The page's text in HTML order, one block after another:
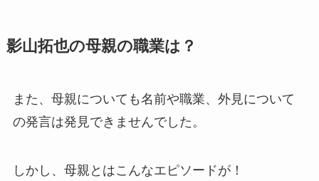
影山拓也の母親の職業は？
また、母親についても名前や職業、外見について
の発言は発見できませんでした。
しかし、母親とはこんなエピソードが！